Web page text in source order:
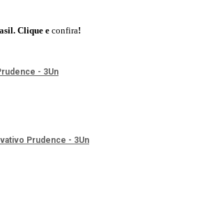
Clique e confira!
- 3Un
Prudence - 3Un